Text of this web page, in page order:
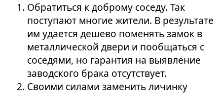
Обратиться к доброму соседу. Так
поступают многие жители. В результате
им удается дешево поменять замок в
металлической двери и пообщаться с
соседями, но гарантия на выявление
заводского брака отсутствует.
Своими силами заменить личинку